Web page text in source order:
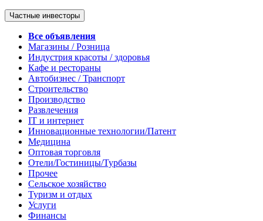
Частные инвесторы
Все объявления
Магазины / Розница
Индустрия красоты / здоровья
Кафе и рестораны
Автобизнес / Транспорт
Строительство
Производство
Развлечения
IT и интернет
Инновационные технологии/Патент
Медицина
Оптовая торговля
Отели/Гостиницы/Турбазы
Прочее
Сельское хозяйство
Туризм и отдых
Услуги
Финансы